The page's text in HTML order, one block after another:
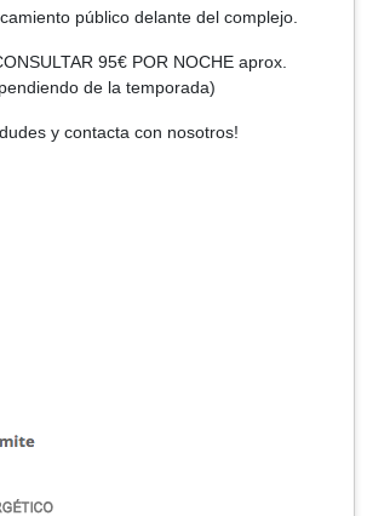
público delante del complejo.
95€ POR NOCHE aprox.
de la temporada)
y contacta con nosotros!